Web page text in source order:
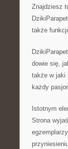
Znajdziesz
także
dowie się,
także w jaki
każdy
Istotnym
Strona